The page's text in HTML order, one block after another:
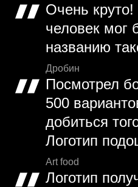
Очень
человек мог
названию
Дробин
Посмотрел
500
добиться
Логотип
Art food
Логотип